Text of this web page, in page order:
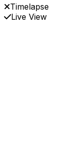
Timelapse
Live View